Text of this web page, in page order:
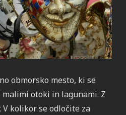
obmorsko mesto, ki se
otoki in lagunami. Z
kolikor se odločite za